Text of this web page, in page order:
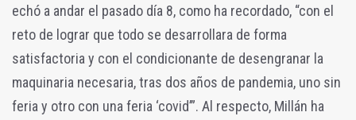
echó a andar el pasado día 8, como ha recordado, “con el
reto de lograr que todo se desarrollara de forma
satisfactoria y con el condicionante de desengranar la
maquinaria necesaria, tras dos años de pandemia, uno sin
feria y otro con una feria ‘covid’”. Al respecto, Millán ha